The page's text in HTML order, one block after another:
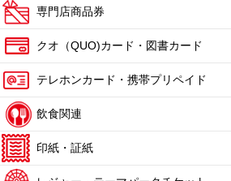
専門店商品券
クオ（QUO)カード・図書カード
テレホンカード・携帯プリペイド
飲食関連
印紙・証紙